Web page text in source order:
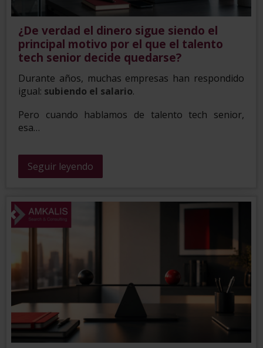
¿De verdad el dinero sigue siendo el
principal motivo por el que el talento
tech senior decide quedarse?
Durante años, muchas empresas han respondido
igual: subiendo el salario.
Pero cuando hablamos de talento tech senior,
esa…
Seguir leyendo